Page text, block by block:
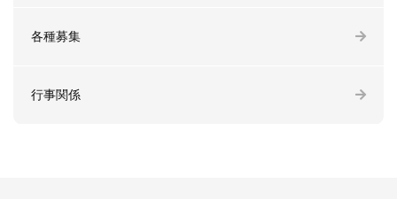
各種募集
行事関係